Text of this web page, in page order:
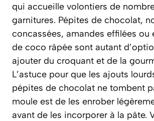
qui accueille volontiers de
garnitures. Pépites de chocolat,
concassées, amandes effilées ou
de coco râpée sont autant
ajouter du croquant et de la
L’astuce pour que les ajouts
pépites de chocolat ne tombent
moule est de les enrober
avant de les incorporer à la pâte.